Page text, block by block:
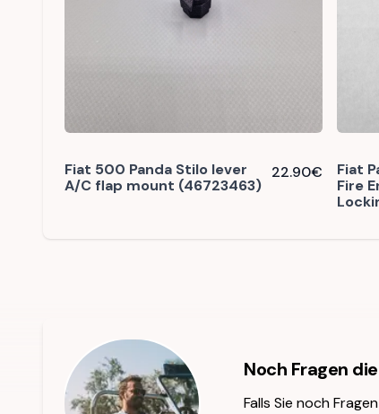
Fiat 500 Panda Stilo lever
A/C flap mount (46723463)
22.90€
Fiat
Fire
Noch Fragen
Falls Sie noch